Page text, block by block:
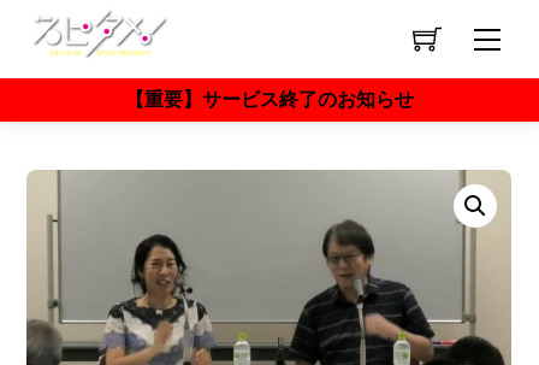
content
【重要】サービス終了のお知らせ